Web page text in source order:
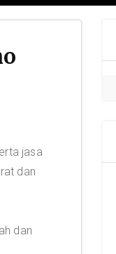
jasa
dan
dan